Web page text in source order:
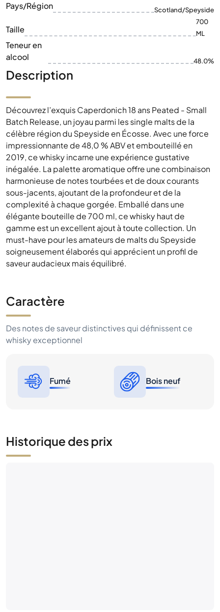
Pays/Région Scotland/Speyside
Taille
700
ML
Teneur en
alcool
48.0%
Description
Découvrez l’exquis Caperdonich 18 ans Peated - Small
Batch Release, un joyau parmi les single malts de la
célèbre région du Speyside en Écosse. Avec une force
impressionnante de 48,0 % ABV et embouteillé en
2019, ce whisky incarne une expérience gustative
inégalée. La palette aromatique offre une combinaison
harmonieuse de notes tourbées et de doux courants
sous-jacents, ajoutant de la profondeur et de la
complexité à chaque gorgée. Emballé dans une
élégante bouteille de 700 ml, ce whisky haut de
gamme est un excellent ajout à toute collection. Un
must-have pour les amateurs de malts du Speyside
soigneusement élaborés qui apprécient un profil de
saveur audacieux mais équilibré.
Caractère
Des notes de saveur distinctives qui définissent ce
whisky exceptionnel
Fumé Bois neuf
Historique des prix